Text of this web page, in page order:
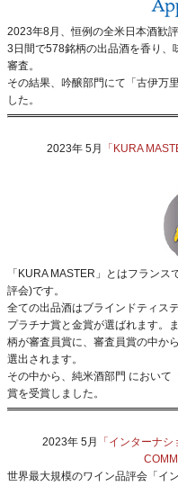
2023年8月、恒例の全米日本酒歓
3日間で578銘柄の出品酒を香り、
審査。
その結果、吟醸部門にて「古伊
した。
2023年 5月 「KURA
「KURA MASTER」とはフラン
評会)です。
全ての出品酒はブラインドティス
プラチナ賞と金賞が選ばれます。
柄が審査員賞に、審査員賞の中か
選出されます。
その中から、純米酒部門 におい
賞を受賞しました。
2023年 5月
「インターナ
世界最大規模のワイン品評会「イ